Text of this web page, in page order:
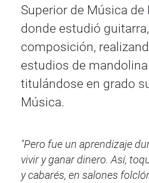
Superior de Música de
donde estudió
composición,
estudios de
titulándose en grado
Música.
"Pero fue un aprendizaje
vivir y ganar dinero. Así,
y cabarés, en salones